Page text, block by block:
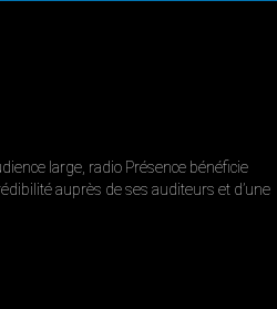
large, radio Présence bénéficie
auprès de ses auditeurs et d’une